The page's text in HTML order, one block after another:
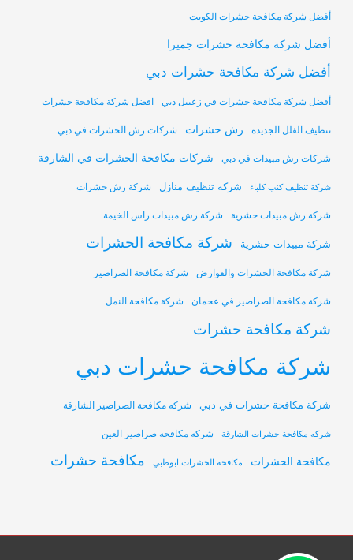
أفضل شركة مكافحة حشرات الكويت
أفضل شركة مكافحة حشرات جميرا
أفضل شركة مكافحة حشرات دبي
أفضل شركة مكافحة حشرات في زعبيل دبي افضل شركة مكافحة حشرات
تنظيف الفلل الجديدة رش حشرات شركات رش الحشرات في دبي
شركات رش مبيدات في دبي شركات مكافحة الحشرات في الشارقة
شركة تنظيف كنب كلباء شركة تنظيف منازل شركة رش حشرات
شركة رش مبيدات حشرية شركة رش مبيدات راس الخيمة
شركة مبيدات حشرية شركة مكافحة الحشرات
شركة مكافحة الحشرات والقوارض شركة مكافحة الصراصير
شركة مكافحة الصراصير في عجمان شركة مكافحة النمل
شركة مكافحة حشرات
شركة مكافحة حشرات دبي
شركة مكافحة حشرات في دبي شركه مكافحة الصراصير الشارقة
شركه مكافحة حشرات الشارقة شركه مكافحه صراصير العين
مكافحة الحشرات مكافحة الحشرات ابوظبي مكافحة حشرات